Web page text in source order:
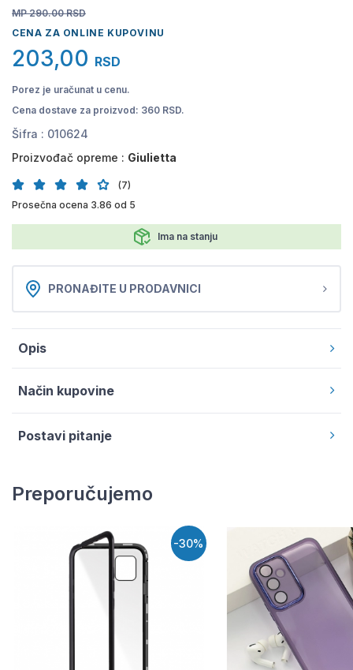
MP 290.00 RSD
CENA ZA ONLINE KUPOVINU
203,00 RSD
Porez je uračunat u cenu.
Cena dostave za proizvod: 360 RSD.
Šifra : 010624
Proizvođač opreme : Giulietta
(7)
Prosečna ocena 3.86 od 5
Ima na stanju
PRONAĐITE U PRODAVNICI
Opis
Način kupovine
Postavi pitanje
Preporučujemo
-30%